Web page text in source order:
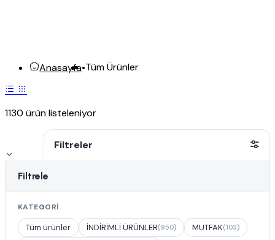
Anasayfa•Tüm Ürünler
1130 ürün listeleniyor
Filtreler
Filtrele
KATEGORI
Tüm ürünler İNDİRİMLİ ÜRÜNLER(950) MUTFAK(103)